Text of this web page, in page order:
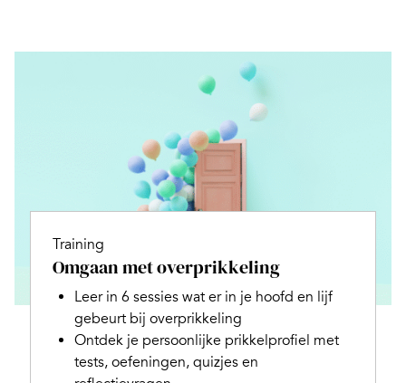
Training
Omgaan met overprikkeling
Leer in 6 sessies wat er in je hoofd en lijf
gebeurt bij overprikkeling
Ontdek je persoonlijke prikkelprofiel met
tests, oefeningen, quizjes en